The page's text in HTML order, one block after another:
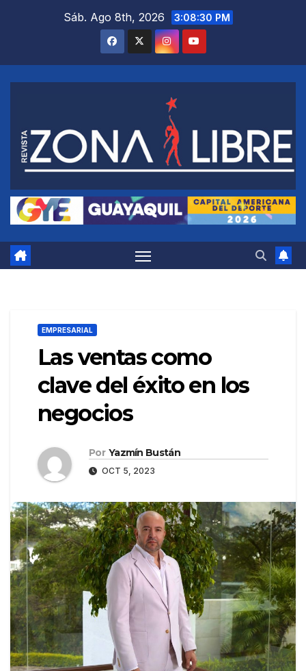
Sáb. Ago 8th, 2026 3:08:30 PM
EMPRESARIAL
Las ventas como
clave del éxito en los
negocios
Por Yazmín Bustán
OCT 5, 2023